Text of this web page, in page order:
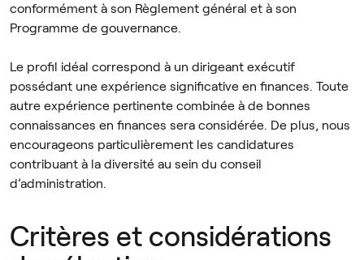
conformément à son Règlement général et à son
Programme de gouvernance.
Le profil idéal correspond à un dirigeant exécutif
possédant une expérience significative en finances. Toute
autre expérience pertinente combinée à de bonnes
connaissances en finances sera considérée. De plus, nous
encourageons particulièrement les candidatures
contribuant à la diversité au sein du conseil
d’administration.
Critères et considérations